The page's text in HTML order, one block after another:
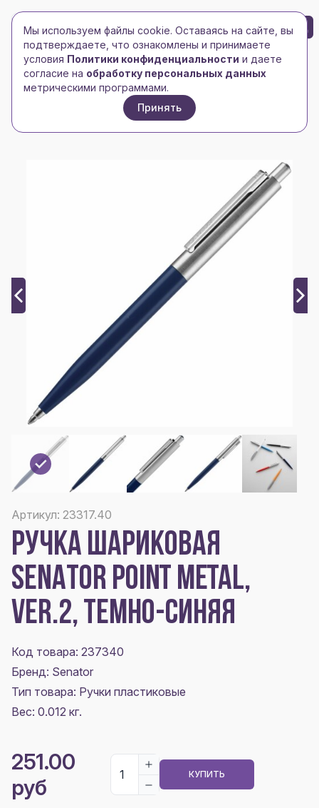
Toggle navigation
Toggle navigation
БРЕНД-ЛОГО 0
Главная/Ручки, карандаши, маркеры/
Ручки пластиковые/
Ручка шариковая Senator Point Metal, ver.2, темно-
Артикул: 23317.40
РУЧКА ШАРИКОВАЯ
SENATOR POINT METAL,
VER.2, ТЕМНО-СИНЯЯ
Код товара: 237340
Бренд: Senator
Тип товара: Ручки пластиковые
Вес: 0.012 кг.
251.00
руб
КУПИТЬ
Мы используем файлы cookie. Оставаясь на сайте, вы
подтверждаете, что ознакомлены и принимаете
условия Политики конфиденциальности и даете
согласие на обработку персональных данных
метрическими программами.
Принять